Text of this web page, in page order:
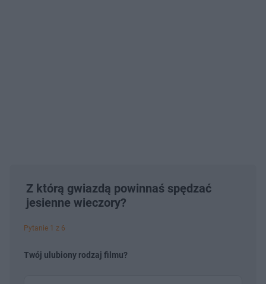
Z którą gwiazdą powinnaś spędzać
jesienne wieczory?
Pytanie 1 z 6
Twój ulubiony rodzaj filmu?